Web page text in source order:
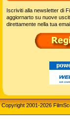
Iscriviti alla newsletter di
aggiornarto su nuove
direttamente nella tua
Copyright 2001-2026